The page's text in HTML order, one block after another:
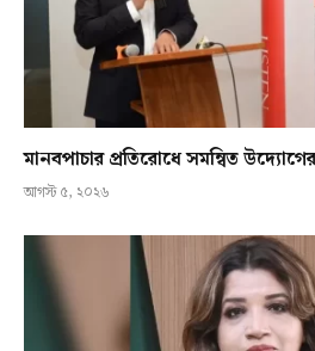
মানবপাচার প্রতিরোধে সমন্বিত উদ্যোগের
আগস্ট ৫, ২০২৬